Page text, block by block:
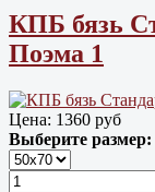
КПБ бязь
Поэма 1
Цена: 1360 руб
Выберите размер: